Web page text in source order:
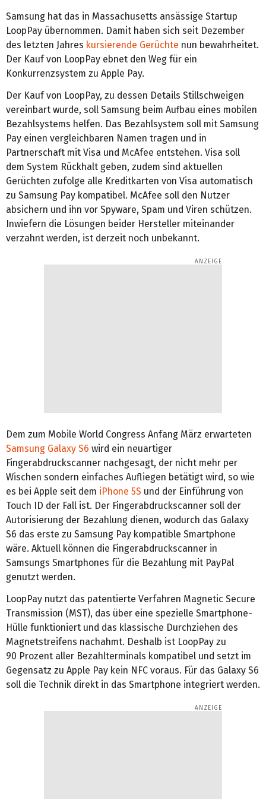
Samsung hat das in Massachusetts ansässige Startup
LoopPay übernommen. Damit haben sich seit Dezember
des letzten Jahres kursierende Gerüchte nun bewahrheitet.
Der Kauf von LoopPay ebnet den Weg für ein
Konkurrenzsystem zu Apple Pay.
Der Kauf von LoopPay, zu dessen Details Stillschweigen
vereinbart wurde, soll Samsung beim Aufbau eines mobilen
Bezahlsystems helfen. Das Bezahlsystem soll mit Samsung
Pay einen vergleichbaren Namen tragen und in
Partnerschaft mit Visa und McAfee entstehen. Visa soll
dem System Rückhalt geben, zudem sind aktuellen
Gerüchten zufolge alle Kreditkarten von Visa automatisch
zu Samsung Pay kompatibel. McAfee soll den Nutzer
absichern und ihn vor Spyware, Spam und Viren schützen.
Inwiefern die Lösungen beider Hersteller miteinander
verzahnt werden, ist derzeit noch unbekannt.
Dem zum Mobile World Congress Anfang März erwarteten
Samsung Galaxy S6 wird ein neuartiger
Fingerabdruckscanner nachgesagt, der nicht mehr per
Wischen sondern einfaches Aufliegen betätigt wird, so wie
es bei Apple seit dem iPhone 5S und der Einführung von
Touch ID der Fall ist. Der Fingerabdruckscanner soll der
Autorisierung der Bezahlung dienen, wodurch das Galaxy
S6 das erste zu Samsung Pay kompatible Smartphone
wäre. Aktuell können die Fingerabdruckscanner in
Samsungs Smartphones für die Bezahlung mit PayPal
genutzt werden.
LoopPay nutzt das patentierte Verfahren Magnetic Secure
Transmission (MST), das über eine spezielle Smartphone-
Hülle funktioniert und das klassische Durchziehen des
Magnetstreifens nachahmt. Deshalb ist LoopPay zu
90 Prozent aller Bezahlterminals kompatibel und setzt im
Gegensatz zu Apple Pay kein NFC voraus. Für das Galaxy S6
soll die Technik direkt in das Smartphone integriert werden.